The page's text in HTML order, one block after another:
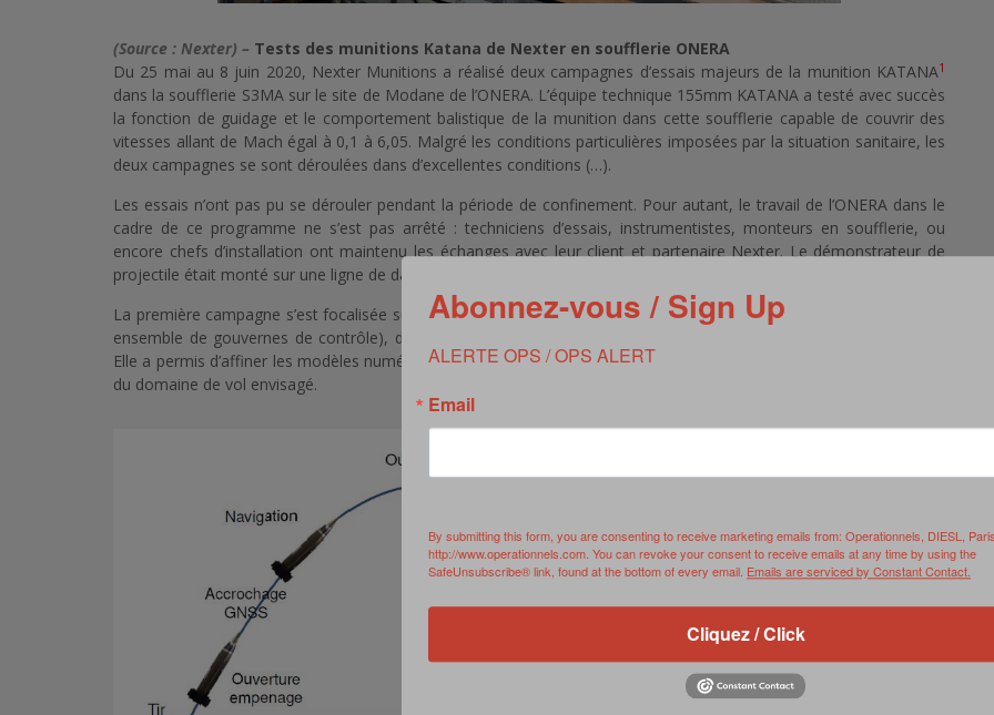
(Source : Nexter) – Tests des munitions Katana de Nexter en soufflerie ONERA
Du 25 mai au 8 juin 2020, Nexter Munitions a réalisé deux campagnes d’essais majeurs de la munition KATANA1
dans la soufflerie S3MA sur le site de Modane de l’ONERA. L’équipe technique 155mm KATANA a testé avec succès
la fonction de guidage et le comportement balistique de la munition dans cette soufflerie capable de couvrir des
vitesses allant de Mach égal à 0,1 à 6,05. Malgré les conditions particulières imposées par la situation sanitaire, les
deux campagnes se sont déroulées dans d’excellentes conditions (…).
Les essais n’ont pas pu se dérouler pendant la période de confinement. Pour autant, le travail de l’ONERA dans le
cadre de ce programme ne s’est pas arrêté : techniciens d’essais, instrumentistes, monteurs en soufflerie, ou
encore chefs d’installation ont maintenu les échanges avec leur client et partenaire Nexter. Le démonstrateur de
projectile était monté sur une ligne de dard (équipé d’une tête de roulis) sur le secteur porte-dards de la soufflerie.
La première campagne s’est focalisée sur la partie guidée du vol, de l’ouverture du CAS (Control Actuation System
ensemble de gouvernes de contrôle), dispositif permettant le contrôle de la trajectoire, jusqu’à l’arrivée sur cible.
Elle a permis d’affiner les modèles numériques et de tester différentes configurations de munitions dans l’ensemble
du domaine de vol envisagé.
Abonnez-vous / Sign Up
ALERTE OPS / OPS ALERT
Email
By submitting this form, you are consenting to receive marketing emails from: Operationnels, DIESL,
http://www.operationnels.com. You can revoke your consent to receive emails at any time by using the
SafeUnsubscribe® link, found at the bottom of every email. Emails are serviced by Constant Contact.
Cliquez / Click